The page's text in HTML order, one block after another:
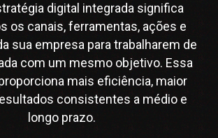
digital integrada significa
os canais, ferramentas, ações e
sua empresa para trabalharem de
com um mesmo objetivo. Essa
mais eficiência, maior
consistentes a médio e
longo prazo.